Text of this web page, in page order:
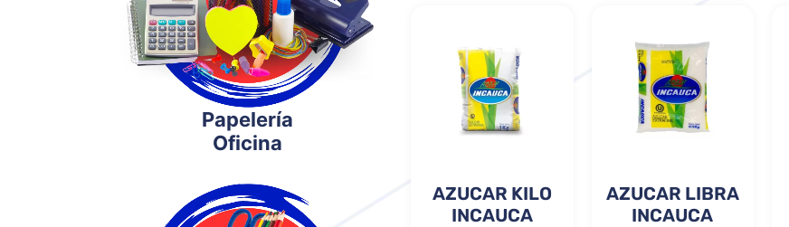
Papelería
Oficina
AZUCAR KILO
INCAUCA
AZUCAR LIBRA
INCAUCA